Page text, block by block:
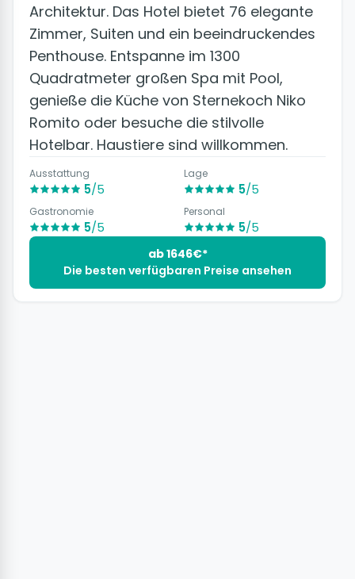
Architektur. Das Hotel bietet 76 elegante
Zimmer, Suiten und ein beeindruckendes
Penthouse. Entspanne im 1300
Quadratmeter großen Spa mit Pool,
genieße die Küche von Sternekoch Niko
Romito oder besuche die stilvolle
Hotelbar. Haustiere sind willkommen.
Ausstattung
5/5
Lage
5/5
Gastronomie
5/5
Personal
5/5
ab 1646€*
Die besten verfügbaren Preise ansehen